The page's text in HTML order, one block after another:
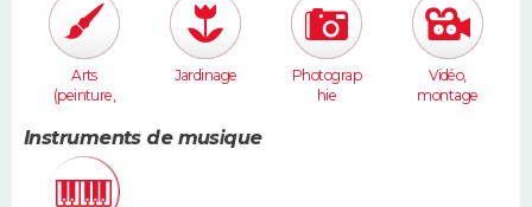
Arts
(peinture,
)
Jardinage
Photograp
hie
Vidéo,
montage
Instruments de musique